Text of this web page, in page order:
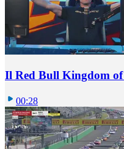
Il Red Bull Kingdom of
00:28